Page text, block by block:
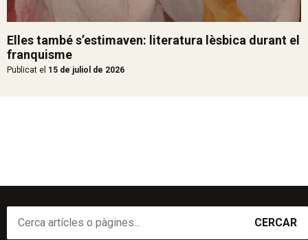
Elles també s’estimaven: literatura lèsbica durant el
franquisme
Publicat el 15 de juliol de 2026
CERCAR